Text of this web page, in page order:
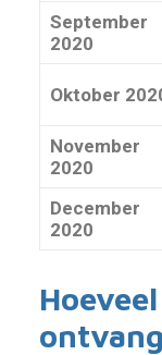
September
2020
Oktober
November
2020
December
2020